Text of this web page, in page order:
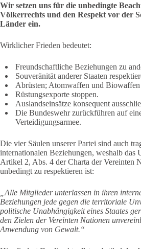
Wir setzen uns für die unbedingte
Völkerrechts und den Respekt vor der
Länder ein.
Wirklicher Frieden bedeutet:
Freundschaftliche Beziehungen zu
Souveränität anderer Staaten
Abrüsten; Atomwaffen und Biowaffen
Rüstungsexporte stoppen.
Auslandseinsätze konsequent
Die Bundeswehr zurückführen auf
Verteidigungsarmee.
Die vier Säulen unserer Partei sind auch
internationalen Beziehungen, weshalb das
Artikel 2, Abs. 4 der Charta der Vereinten
unbedingt zu respektieren ist:
„Alle Mitglieder unterlassen in ihren
Beziehungen jede gegen die territoriale
politische Unabhängigkeit eines Staates
den Zielen der Vereinten Nationen
Anwendung von Gewalt.“